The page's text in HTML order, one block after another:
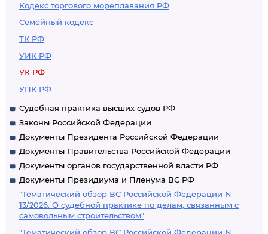
Кодекс торгового мореплавания РФ
Семейный кодекс
ТК РФ
УИК РФ
УК РФ
УПК РФ
Судебная практика высших судов РФ
Законы Российской Федерации
Документы Президента Российской Федерации
Документы Правительства Российской Федерации
Документы органов государственной власти РФ
Документы Президиума и Пленума ВС РФ
"Тематический обзор ВС Российской Федерации N
13/2026. О судебной практике по делам, связанным с
самовольным строительством"